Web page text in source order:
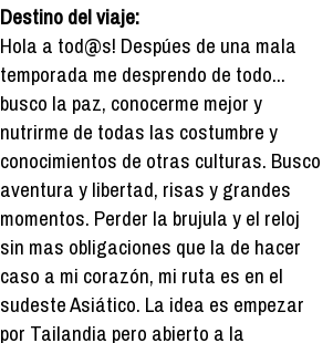
Destino del viaje:
Hola a tod@s! Despúes de una mala
temporada me desprendo de todo...
busco la paz, conocerme mejor y
nutrirme de todas las costumbre y
conocimientos de otras culturas. Busco
aventura y libertad, risas y grandes
momentos. Perder la brujula y el reloj
sin mas obligaciones que la de hacer
caso a mi corazón, mi ruta es en el
sudeste Asiático. La idea es empezar
por Tailandia pero abierto a la